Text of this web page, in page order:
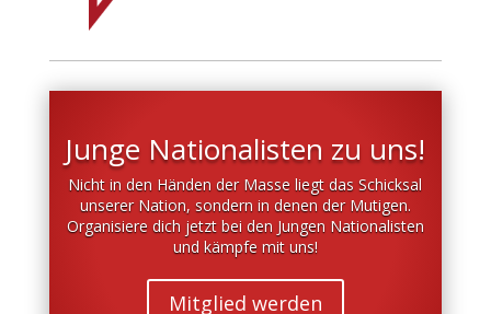
Junge Nationalisten zu uns!
Nicht in den Händen der Masse liegt das Schicksal
unserer Nation, sondern in denen der Mutigen.
Organisiere dich jetzt bei den Jungen Nationalisten
und kämpfe mit uns!
Mitglied werden